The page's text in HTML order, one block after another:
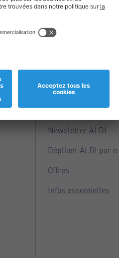
S'INSCRIRE
Service
Points ALDI
Newsletter ALDI
Dépliant ALDI par
Offres
Infos essentielles